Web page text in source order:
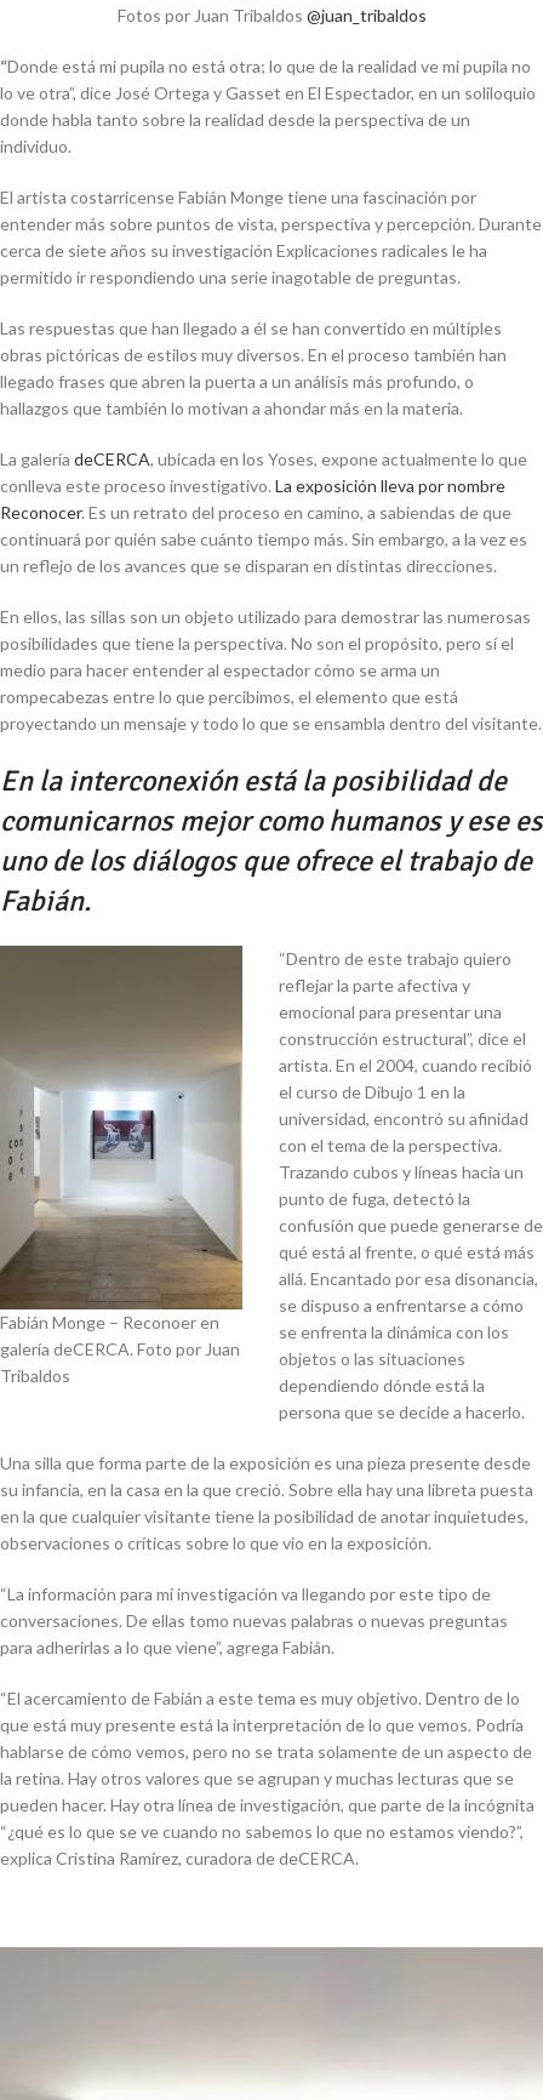
Fotos por Juan Tribaldos @juan_tribaldos
“Donde está mi pupila no está otra; lo que de la realidad ve mi pupila no
lo ve otra”, dice José Ortega y Gasset en El Espectador, en un soliloquio
donde habla tanto sobre la realidad desde la perspectiva de un
individuo.
El artista costarricense Fabián Monge tiene una fascinación por
entender más sobre puntos de vista, perspectiva y percepción. Durante
cerca de siete años su investigación Explicaciones radicales le ha
permitido ir respondiendo una serie inagotable de preguntas.
Las respuestas que han llegado a él se han convertido en múltiples
obras pictóricas de estilos muy diversos. En el proceso también han
llegado frases que abren la puerta a un análisis más profundo, o
hallazgos que también lo motivan a ahondar más en la materia.
La galería deCERCA, ubicada en los Yoses, expone actualmente lo que
conlleva este proceso investigativo. La exposición lleva por nombre
Reconocer. Es un retrato del proceso en camino, a sabiendas de que
continuará por quién sabe cuánto tiempo más. Sin embargo, a la vez es
un reflejo de los avances que se disparan en distintas direcciones.
En ellos, las sillas son un objeto utilizado para demostrar las numerosas
posibilidades que tiene la perspectiva. No son el propósito, pero sí el
medio para hacer entender al espectador cómo se arma un
rompecabezas entre lo que percibimos, el elemento que está
proyectando un mensaje y todo lo que se ensambla dentro del visitante.
En la interconexión está la posibilidad de
comunicarnos mejor como humanos y ese es
uno de los diálogos que ofrece el trabajo de
Fabián.
Fabián Monge – Reconoer en
galería deCERCA. Foto por Juan
Tribaldos
“Dentro de este trabajo quiero
reflejar la parte afectiva y
emocional para presentar una
construcción estructural”, dice el
artista. En el 2004, cuando recibió
el curso de Dibujo 1 en la
universidad, encontró su afinidad
con el tema de la perspectiva.
Trazando cubos y líneas hacia un
punto de fuga, detectó la
confusión que puede generarse de
qué está al frente, o qué está más
allá. Encantado por esa disonancia,
se dispuso a enfrentarse a cómo
se enfrenta la dinámica con los
objetos o las situaciones
dependiendo dónde está la
persona que se decide a hacerlo.
Una silla que forma parte de la exposición es una pieza presente desde
su infancia, en la casa en la que creció. Sobre ella hay una libreta puesta
en la que cualquier visitante tiene la posibilidad de anotar inquietudes,
observaciones o críticas sobre lo que vio en la exposición.
“La información para mi investigación va llegando por este tipo de
conversaciones. De ellas tomo nuevas palabras o nuevas preguntas
para adherirlas a lo que viene”, agrega Fabián.
“El acercamiento de Fabián a este tema es muy objetivo. Dentro de lo
que está muy presente está la interpretación de lo que vemos. Podría
hablarse de cómo vemos, pero no se trata solamente de un aspecto de
la retina. Hay otros valores que se agrupan y muchas lecturas que se
pueden hacer. Hay otra línea de investigación, que parte de la incógnita
“¿qué es lo que se ve cuando no sabemos lo que no estamos viendo?”,
explica Cristina Ramírez, curadora de deCERCA.